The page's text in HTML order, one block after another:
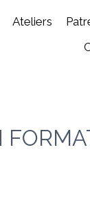
Ateliers